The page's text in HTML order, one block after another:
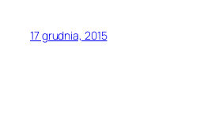
17 grudnia, 2015